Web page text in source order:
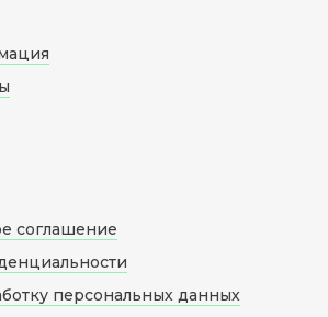
соглашение
персональных данных